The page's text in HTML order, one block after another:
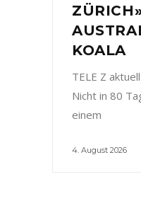
KOALA
TELE Z
Nicht in 80
einem
4. August 2026